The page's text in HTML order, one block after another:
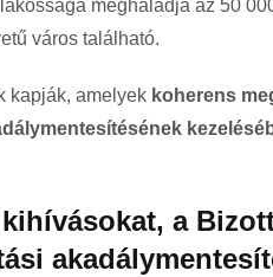
meghaladja az 50
város található.
kapják, amelyek koherens
a